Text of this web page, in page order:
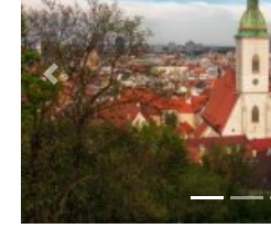
Previous